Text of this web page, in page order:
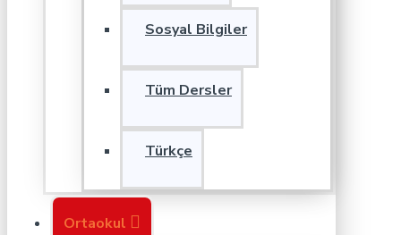
Sosyal Bilgiler
Tüm Dersler
Türkçe
Ortaokul